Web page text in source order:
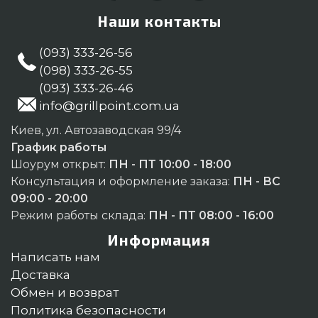
Наши контакты
(093) 333-26-56
(098) 333-26-55
(093) 333-26-46
info@grillpoint.com.ua
Киев, ул. Автозаводская 99/4
График работы
Шоурум открыт: ПН - ПТ 10:00 - 18:00
Консультация и оформление заказа: ПН - ВС
09:00 - 20:00
Режим работы склада: ПН - ПТ 08:00 - 16:00
Информация
Написать нам
Доставка
Обмен и возврат
Политика безопасности